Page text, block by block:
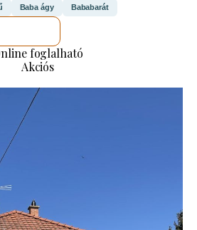
Baba ágy Bababarát
foglalható
Akciós